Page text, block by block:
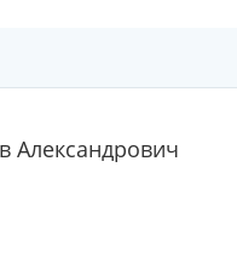
Александрович